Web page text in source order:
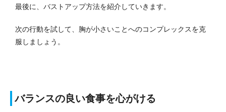
最後に、バストアップ方法を紹介していきます。
次の行動を試して、胸が小さいことへのコンプレックスを克
服しましょう。
バランスの良い食事を心がける